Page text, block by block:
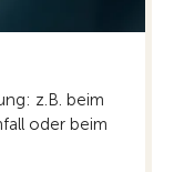
z.B. beim
oder beim